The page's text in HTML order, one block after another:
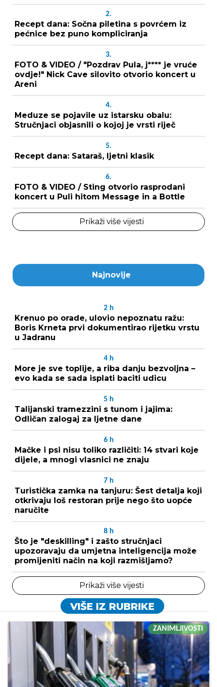
2.
Recept dana: Sočna piletina s povrćem iz
pećnice bez puno kompliciranja
3.
FOTO & VIDEO / "Pozdrav Pula, j**** je vruće
ovdje!" Nick Cave silovito otvorio koncert u
Areni
4.
Meduze se pojavile uz istarsku obalu:
Stručnjaci objasnili o kojoj je vrsti riječ
5.
Recept dana: Sataraš, ljetni klasik
6.
FOTO & VIDEO / Sting otvorio rasprodani
koncert u Puli hitom Message in a Bottle
Prikaži više vijesti
Najnovije
2 h
Krenuo po orade, ulovio nepoznatu ražu:
Boris Krneta prvi dokumentirao rijetku vrstu
u Jadranu
4 h
More je sve toplije, a riba danju bezvoljna –
evo kada se sada isplati baciti udicu
5 h
Talijanski tramezzini s tunom i jajima:
Odličan zalogaj za ljetne dane
6 h
Mačke i psi nisu toliko različiti: 14 stvari koje
dijele, a mnogi vlasnici ne znaju
7 h
Turistička zamka na tanjuru: Šest detalja koji
otkrivaju loš restoran prije nego što uopće
naručite
8 h
Što je "deskilling" i zašto stručnjaci
upozoravaju da umjetna inteligencija može
promijeniti način na koji razmišljamo?
Prikaži više vijesti
VIŠE IZ RUBRIKE
ZANIMLJIVOSTI